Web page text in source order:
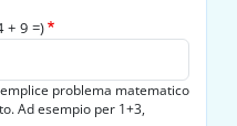
+ 9 =)
problema matematico
Ad esempio per 1+3,